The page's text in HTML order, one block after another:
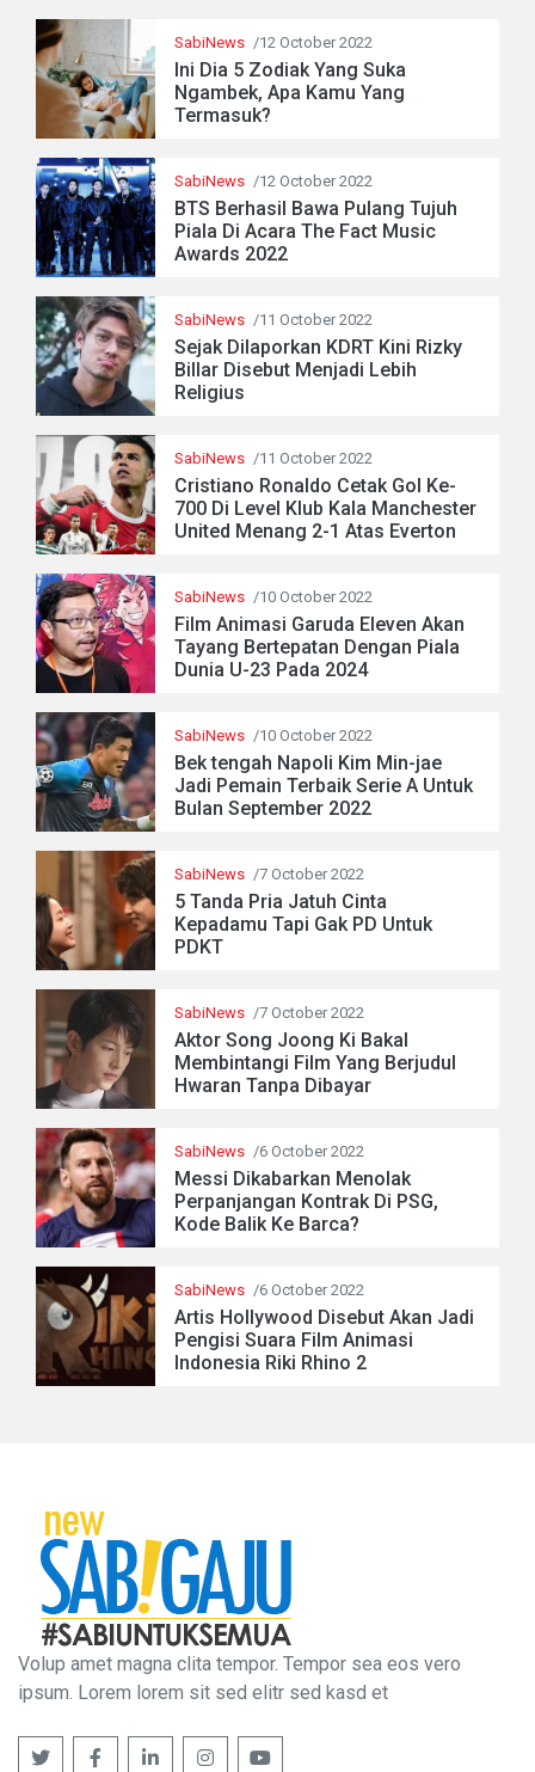
SabiNews /12 October 2022
Ini Dia 5 Zodiak Yang Suka
Ngambek, Apa Kamu Yang
Termasuk?
SabiNews /12 October 2022
BTS Berhasil Bawa Pulang Tujuh
Piala Di Acara The Fact Music
Awards 2022
SabiNews /11 October 2022
Sejak Dilaporkan KDRT Kini Rizky
Billar Disebut Menjadi Lebih
Religius
SabiNews /11 October 2022
Cristiano Ronaldo Cetak Gol Ke-
700 Di Level Klub Kala Manchester
United Menang 2-1 Atas Everton
SabiNews /10 October 2022
Film Animasi Garuda Eleven Akan
Tayang Bertepatan Dengan Piala
Dunia U-23 Pada 2024
SabiNews /10 October 2022
Bek tengah Napoli Kim Min-jae
Jadi Pemain Terbaik Serie A Untuk
Bulan September 2022
SabiNews /7 October 2022
5 Tanda Pria Jatuh Cinta
Kepadamu Tapi Gak PD Untuk
PDKT
SabiNews /7 October 2022
Aktor Song Joong Ki Bakal
Membintangi Film Yang Berjudul
Hwaran Tanpa Dibayar
SabiNews /6 October 2022
Messi Dikabarkan Menolak
Perpanjangan Kontrak Di PSG,
Kode Balik Ke Barca?
SabiNews /6 October 2022
Artis Hollywood Disebut Akan Jadi
Pengisi Suara Film Animasi
Indonesia Riki Rhino 2
Volup amet magna clita tempor. Tempor sea eos vero
ipsum. Lorem lorem sit sed elitr sed kasd et